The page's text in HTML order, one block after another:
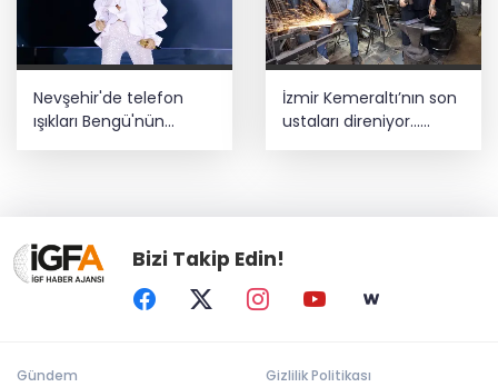
Nevşehir'de telefon
ışıkları Bengü'nün
şarkılarına eşlik etti
İzmir Kemeraltı’nın son
ustaları direniyor...
Çekiç sesleriyle
Bizi Takip Edin!
Gündem
Gizlilik Politikası